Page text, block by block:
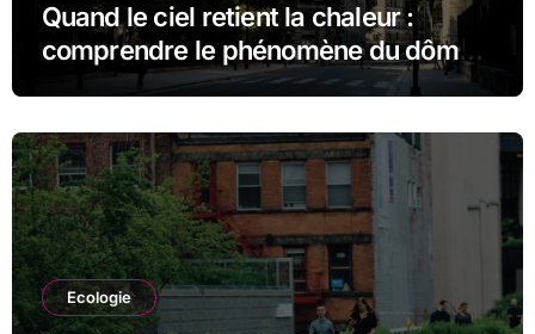
Quand le ciel retient la chaleur :
comprendre le phénomène du dôme
thermique et ses conséquences
Ecologie